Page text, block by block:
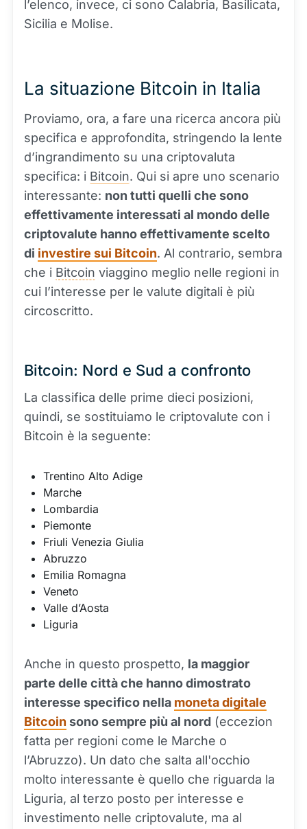
l’elenco, invece, ci sono Calabria, Basilicata,
Sicilia e Molise.
La situazione Bitcoin in Italia
Proviamo, ora, a fare una ricerca ancora più
specifica e approfondita, stringendo la lente
d’ingrandimento su una criptovaluta
specifica: i Bitcoin. Qui si apre uno scenario
interessante: non tutti quelli che sono
effettivamente interessati al mondo delle
criptovalute hanno effettivamente scelto
di investire sui Bitcoin. Al contrario, sembra
che i Bitcoin viaggino meglio nelle regioni in
cui l’interesse per le valute digitali è più
circoscritto.
Bitcoin: Nord e Sud a confronto
La classifica delle prime dieci posizioni,
quindi, se sostituiamo le criptovalute con i
Bitcoin è la seguente:
Trentino Alto Adige
Marche
Lombardia
Piemonte
Friuli Venezia Giulia
Abruzzo
Emilia Romagna
Veneto
Valle d’Aosta
Liguria
Anche in questo prospetto, la maggior
parte delle città che hanno dimostrato
interesse specifico nella moneta digitale
Bitcoin sono sempre più al nord (eccezion
fatta per regioni come le Marche o
l’Abruzzo). Un dato che salta all'occhio
molto interessante è quello che riguarda la
Liguria, al terzo posto per interesse e
investimento nelle criptovalute, ma al